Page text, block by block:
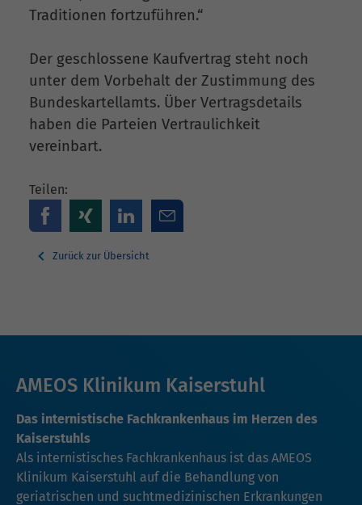
Traditionen fortzuführen.“
Der geschlossene Kaufvertrag steht noch
unter dem Vorbehalt der Zustimmung des
Bundeskartellamts. Über Vertragsdetails
haben die Parteien Vertraulichkeit
vereinbart.
Teilen:
Zurück zur Übersicht
AMEOS Klinikum Kaiserstuhl
Das internistische Fachkrankenhaus im Herzen des
Kaiserstuhls
Als internistisches Fachkrankenhaus ist das AMEOS
Klinikum Kaiserstuhl auf die Behandlung von
geriatrischen und suchtmedizinischen Erkrankungen